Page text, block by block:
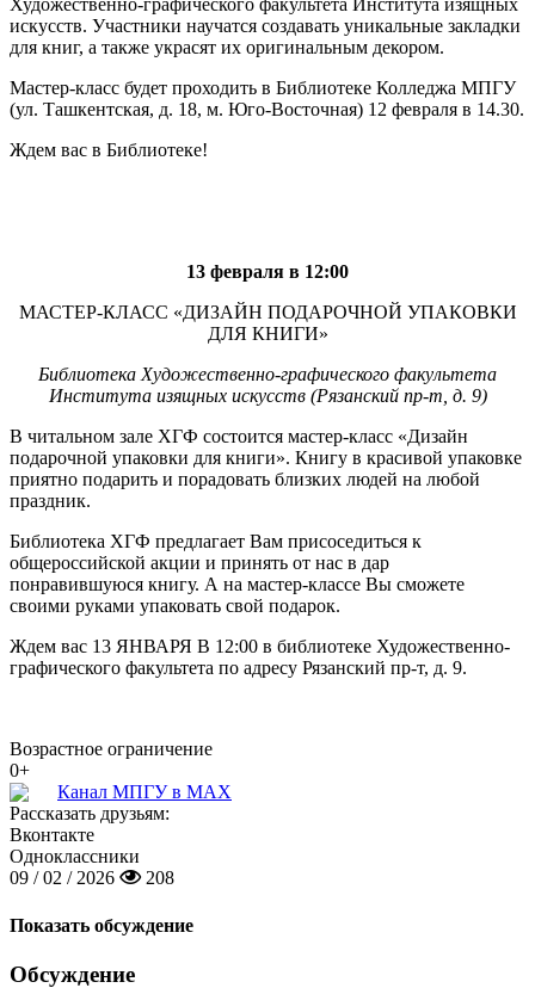
Художественно-графического факультета Института изящных
искусств. Участники научатся создавать уникальные закладки
для книг, а также украсят их оригинальным декором.
Мастер-класс будет проходить в Библиотеке Колледжа МПГУ
(ул. Ташкентская, д. 18, м. Юго-Восточная) 12 февраля в 14.30.
Ждем вас в Библиотеке!
13 февраля в 12:00
МАСТЕР-КЛАСС «ДИЗАЙН ПОДАРОЧНОЙ УПАКОВКИ
ДЛЯ КНИГИ»
Библиотека Художественно-графического факультета
Института изящных искусств (Рязанский пр-т, д. 9)
В читальном зале ХГФ состоится мастер-класс «Дизайн
подарочной упаковки для книги». Книгу в красивой упаковке
приятно подарить и порадовать близких людей на любой
праздник.
Библиотека ХГФ предлагает Вам присоседиться к
общероссийской акции и принять от нас в дар
понравившуюся книгу. А на мастер-классе Вы сможете
своими руками упаковать свой подарок.
Ждем вас 13 ЯНВАРЯ В 12:00 в библиотеке Художественно-
графического факультета по адресу Рязанский пр-т, д. 9.
Возрастное ограничение
0+
Канал МПГУ в MAX
Рассказать друзьям:
Вконтакте
Одноклассники
09 / 02 / 2026
208
Показать обсуждение
Обсуждение